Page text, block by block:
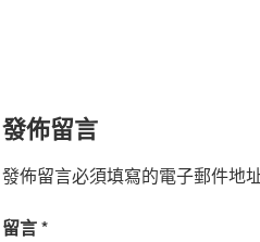
發佈留言
發佈留言必須填寫的電子郵件地
留言*